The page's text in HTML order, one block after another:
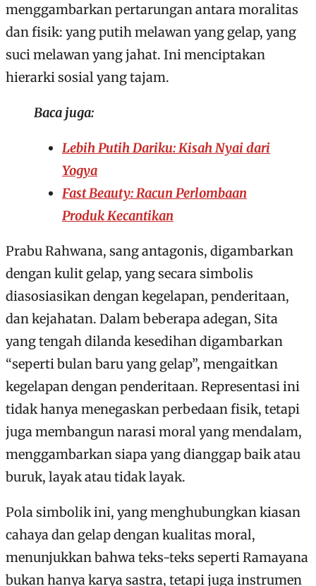
menggambarkan pertarungan antara moralitas
dan fisik: yang putih melawan yang gelap, yang
suci melawan yang jahat. Ini menciptakan
hierarki sosial yang tajam.
Baca juga:
Lebih Putih Dariku: Kisah Nyai dari
Yogya
Fast Beauty: Racun Perlombaan
Produk Kecantikan
Prabu Rahwana, sang antagonis, digambarkan
dengan kulit gelap, yang secara simbolis
diasosiasikan dengan kegelapan, penderitaan,
dan kejahatan. Dalam beberapa adegan, Sita
yang tengah dilanda kesedihan digambarkan
“seperti bulan baru yang gelap”, mengaitkan
kegelapan dengan penderitaan. Representasi ini
tidak hanya menegaskan perbedaan fisik, tetapi
juga membangun narasi moral yang mendalam,
menggambarkan siapa yang dianggap baik atau
buruk, layak atau tidak layak.
Pola simbolik ini, yang menghubungkan kiasan
cahaya dan gelap dengan kualitas moral,
menunjukkan bahwa teks-teks seperti Ramayana
bukan hanya karya sastra, tetapi juga instrumen